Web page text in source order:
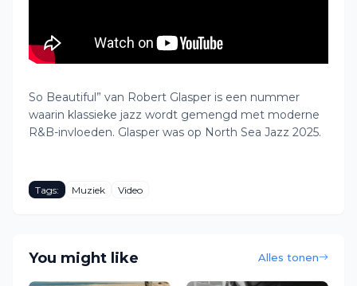
So Beautiful” van Robert Glasper is een nummer
waarin klassieke jazz wordt gemengd met moderne
R&B-invloeden. Glasper was op North Sea Jazz 2025.
Tags: Muziek Video
You might like Alles tonen